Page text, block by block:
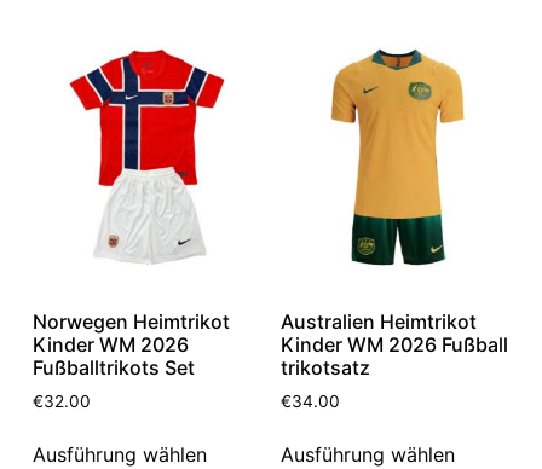
Norwegen Heimtrikot
Kinder WM 2026
Fußballtrikots Set
€32.00
Ausführung wählen
Australien Heimtrikot
Kinder WM 2026 Fußball
trikotsatz
€34.00
Ausführung wählen